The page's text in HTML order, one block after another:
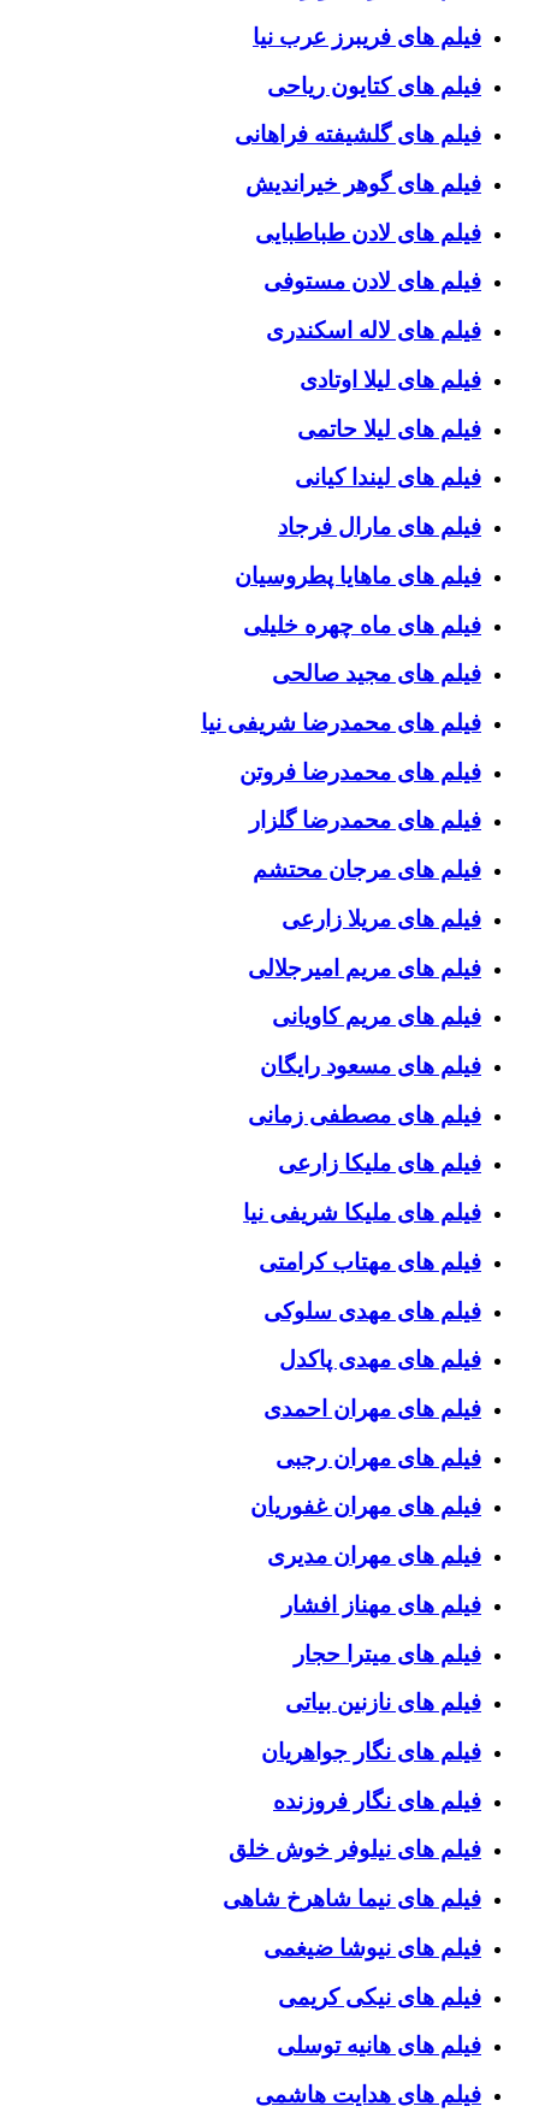
فیلم های فریبرز عرب نیا
فیلم های کتایون ریاحی
فیلم های گلشیفته فراهانی
فیلم های گوهر خیراندیش
فیلم های لادن طباطبایی
فیلم های لادن مستوفی
فیلم های لاله اسکندری
فیلم های لیلا اوتادی
فیلم های لیلا حاتمی
فیلم های لیندا کیانی
فیلم های مارال فرجاد
فیلم های ماهایا پطروسیان
فیلم های ماه چهره خلیلی
فیلم های مجید صالحی
فیلم های محمدرضا شریفی نیا
فیلم های محمدرضا فروتن
فیلم های محمدرضا گلزار
فیلم های مرجان محتشم
فیلم های مریلا زارعی
فیلم های مریم امیرجلالی
فیلم های مریم کاویانی
فیلم های مسعود رایگان
فیلم های مصطفی زمانی
فیلم های ملیکا زارعی
فیلم های ملیکا شریفی نیا
فیلم های مهتاب کرامتی
فیلم های مهدی سلوکی
فیلم های مهدی پاکدل
فیلم های مهران احمدی
فیلم های مهران رجبی
فیلم های مهران غفوریان
فیلم های مهران مدیری
فیلم های مهناز افشار
فیلم های میترا حجار
فیلم های نازنین بیاتی
فیلم های نگار جواهریان
فیلم های نگار فروزنده
فیلم های نیلوفر خوش خلق
فیلم های نیما شاهرخ شاهی
فیلم های نیوشا ضیغمی
فیلم های نیکی کریمی
فیلم های هانیه توسلی
فیلم های هدایت هاشمی